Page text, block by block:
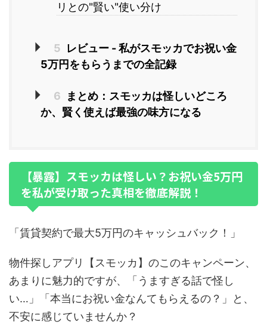
リとの"賢い"使い分け
5 レビュー - 私がスモッカでお祝い金
5万円をもらうまでの全記録
6
まとめ：スモッカは怪しいどころ
か、賢く使えば最強の味方になる
【暴露】スモッカは怪しい？お祝い金5万円
を私が受け取った真相を徹底解説！
「賃貸契約で最大5万円のキャッシュバック！」
物件探しアプリ【スモッカ】のこのキャンペーン、
あまりに魅力的ですが、「うますぎる話で怪し
い…」「本当にお祝い金なんてもらえるの？」と、
不安に感じていませんか？